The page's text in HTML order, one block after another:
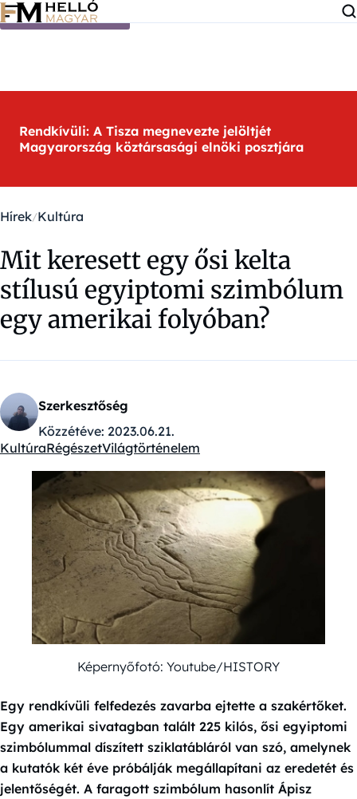
Ugrás a tartalomra
Rendkívüli: A Tisza megnevezte jelöltjét
Magyarország köztársasági elnöki posztjára
Hírek Kultúra
Mit keresett egy ősi kelta
stílusú egyiptomi szimbólum
egy amerikai folyóban?
Szerkesztőség
Közzétéve: 2023.06.21.
Kategóriák:
KultúraRégészetVilágtörténelem
Képernyőfotó: Youtube/HISTORY
Egy rendkívüli felfedezés zavarba ejtette a szakértőket.
Egy amerikai sivatagban talált 225 kilós, ősi egyiptomi
szimbólummal díszített sziklatábláról van szó, amelynek
a kutatók két éve próbálják megállapítani az eredetét és
jelentőségét. A faragott szimbólum hasonlít Ápisz